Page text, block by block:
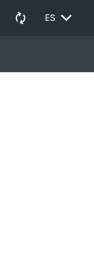
autorenew ES EXPAND_MORE